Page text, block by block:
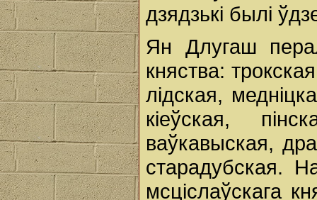
дзядзькі былі
Ян Длугаш
княства:
лідская,
кіеўская,
ваўкавыская,
старадубская.
мсціслаўскага